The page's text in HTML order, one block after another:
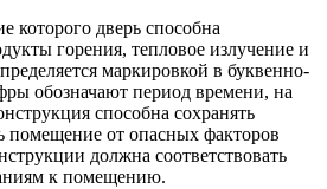
которого дверь способна
горения, тепловое излучение и
маркировкой в буквенно-
обозначают период времени, на
способна сохранять
помещение от опасных факторов
должна соответствовать
к помещению.